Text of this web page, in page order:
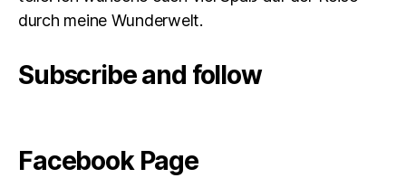
durch meine Wunderwelt.
Subscribe and follow
Facebook Page